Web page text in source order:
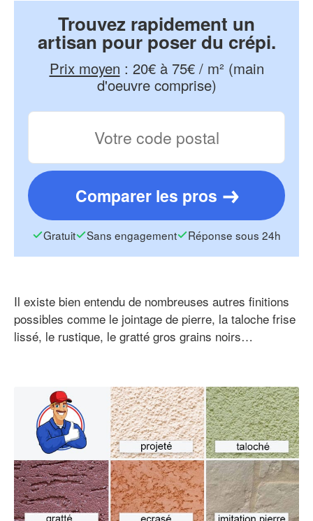
Trouvez rapidement un
artisan pour poser du crépi.
Prix moyen : 20€ à 75€ / m² (main
d'oeuvre comprise)
Comparer les pros
Gratuit Sans engagement Réponse sous 24h
Il existe bien entendu de nombreuses autres finitions
possibles comme le jointage de pierre, la taloche frise
lissé, le rustique, le gratté gros grains noirs…